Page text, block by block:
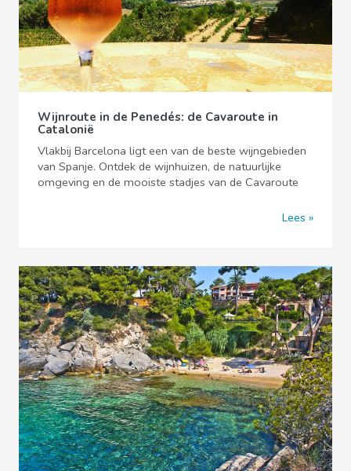
Wijnroute in de Penedés: de Cavaroute in
Catalonië
Vlakbij Barcelona ligt een van de beste wijngebieden
van Spanje. Ontdek de wijnhuizen, de natuurlijke
omgeving en de mooiste stadjes van de Cavaroute
Lees